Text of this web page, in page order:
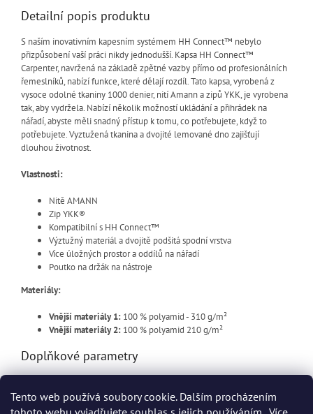
Tento web používá soubory cookie. Dalším procházením
Detailní popis produktu
S naším inovativním kapesním systémem HH Connect™ nebylo
přizpůsobení vaší práci nikdy jednodušší. Kapsa HH Connect™
Carpenter, navržená na základě zpětné vazby přímo od profesionálních
řemeslníků, nabízí funkce, které dělají rozdíl. Tato kapsa, vyrobená z
vysoce odolné tkaniny 1000 denier, nití Amann a zipů YKK, je vyrobena
tak, aby vydržela. Nabízí několik možností ukládání a přihrádek na
nářadí, abyste měli snadný přístup k tomu, co potřebujete, když to
potřebujete. Vyztužená tkanina a dvojité lemované dno zajišťují
dlouhou životnost.
Vlastnosti:
Nitě AMANN
Zip YKK®
Kompatibilní s HH Connect™
Výztužný materiál a dvojitě podšitá spodní vrstva
Více úložných prostor a oddílů na nářadí
Poutko na držák na nástroje
Materiály:
Vnější materiály 1: 100 % polyamid - 310 g/m²
Vnější materiály 2: 100 % polyamid 210 g/m²
Doplňkové parametry
EAN : 7040059060467